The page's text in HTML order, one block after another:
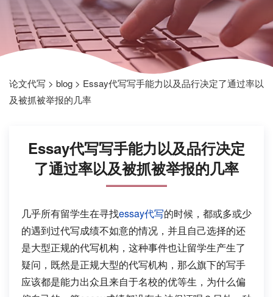
论文代写 > blog > Essay代写写手能力以及品行决定了通过率以
及被抓被举报的几率
Essay代写写手能力以及品行决定
了通过率以及被抓被举报的几率
几乎所有留学生在寻找essay代写的时候，都或多或少
的遇到过代写成绩不如意的情况，并且自己选择的还
是大型正规的代写机构，这种事件也让留学生产生了
疑问，既然是正规大型的代写机构，那么旗下的写手
应该都是能力出众且来自于名校的优等生，为什么偏